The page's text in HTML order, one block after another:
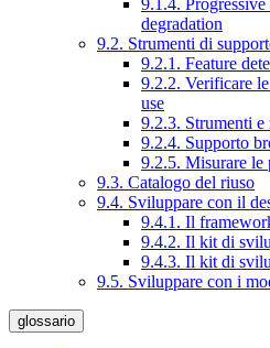
9.1.4.
degradation
9.2. Strumenti di
9.2.1. Feature
9.2.2. Verificare
use
9.2.3. Strumenti e
9.2.4. Supporto
9.2.5. Misurare le
9.3. Catalogo del riuso
9.4. Sviluppare con il
9.4.1. Il
9.4.2. Il kit di
9.4.3. Il kit di
9.5. Sviluppare con i
glossario